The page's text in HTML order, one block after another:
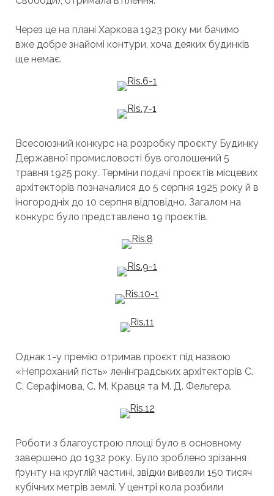
Через це на плані Харкова 1923 року ми бачимо
вже добре знайомі контури, хоча деяких будинків
ще немає.
Всесоюзний конкурс на розробку проєкту Будинку
Державної промисловості був оголошений 5
травня 1925 року. Терміни подачі проєктів місцевих
архітекторів позначалися до 5 серпня 1925 року й в
іногородніх до 10 серпня відповідно. Загалом на
конкурс було представлено 19 проєктів.
Однак 1-у премію отримав проєкт під назвою
«Непроханий гість» ленінградських архітекторів С.
С. Серафімова, С. М. Кравця та М. Д. Фельгера.
Роботи з благоустрою площі було в основному
завершено до 1932 року. Було зроблено зрізання
ґрунту на круглій частині, звідки вивезли 150 тисяч
кубічних метрів землі. У центрі кола розбили